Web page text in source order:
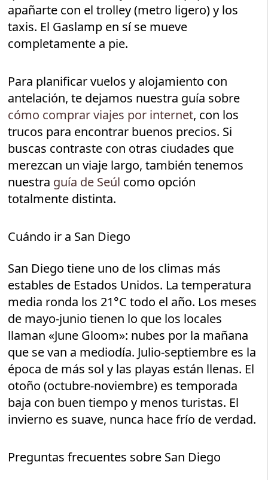
apañarte con el trolley (metro ligero) y los
taxis. El Gaslamp en sí se mueve
completamente a pie.
Para planificar vuelos y alojamiento con
antelación, te dejamos nuestra guía sobre
cómo comprar viajes por internet, con los
trucos para encontrar buenos precios. Si
buscas contraste con otras ciudades que
merezcan un viaje largo, también tenemos
nuestra guía de Seúl como opción
totalmente distinta.
Cuándo ir a San Diego
San Diego tiene uno de los climas más
estables de Estados Unidos. La temperatura
media ronda los 21°C todo el año. Los meses
de mayo-junio tienen lo que los locales
llaman «June Gloom»: nubes por la mañana
que se van a mediodía. Julio-septiembre es la
época de más sol y las playas están llenas. El
otoño (octubre-noviembre) es temporada
baja con buen tiempo y menos turistas. El
invierno es suave, nunca hace frío de verdad.
Preguntas frecuentes sobre San Diego